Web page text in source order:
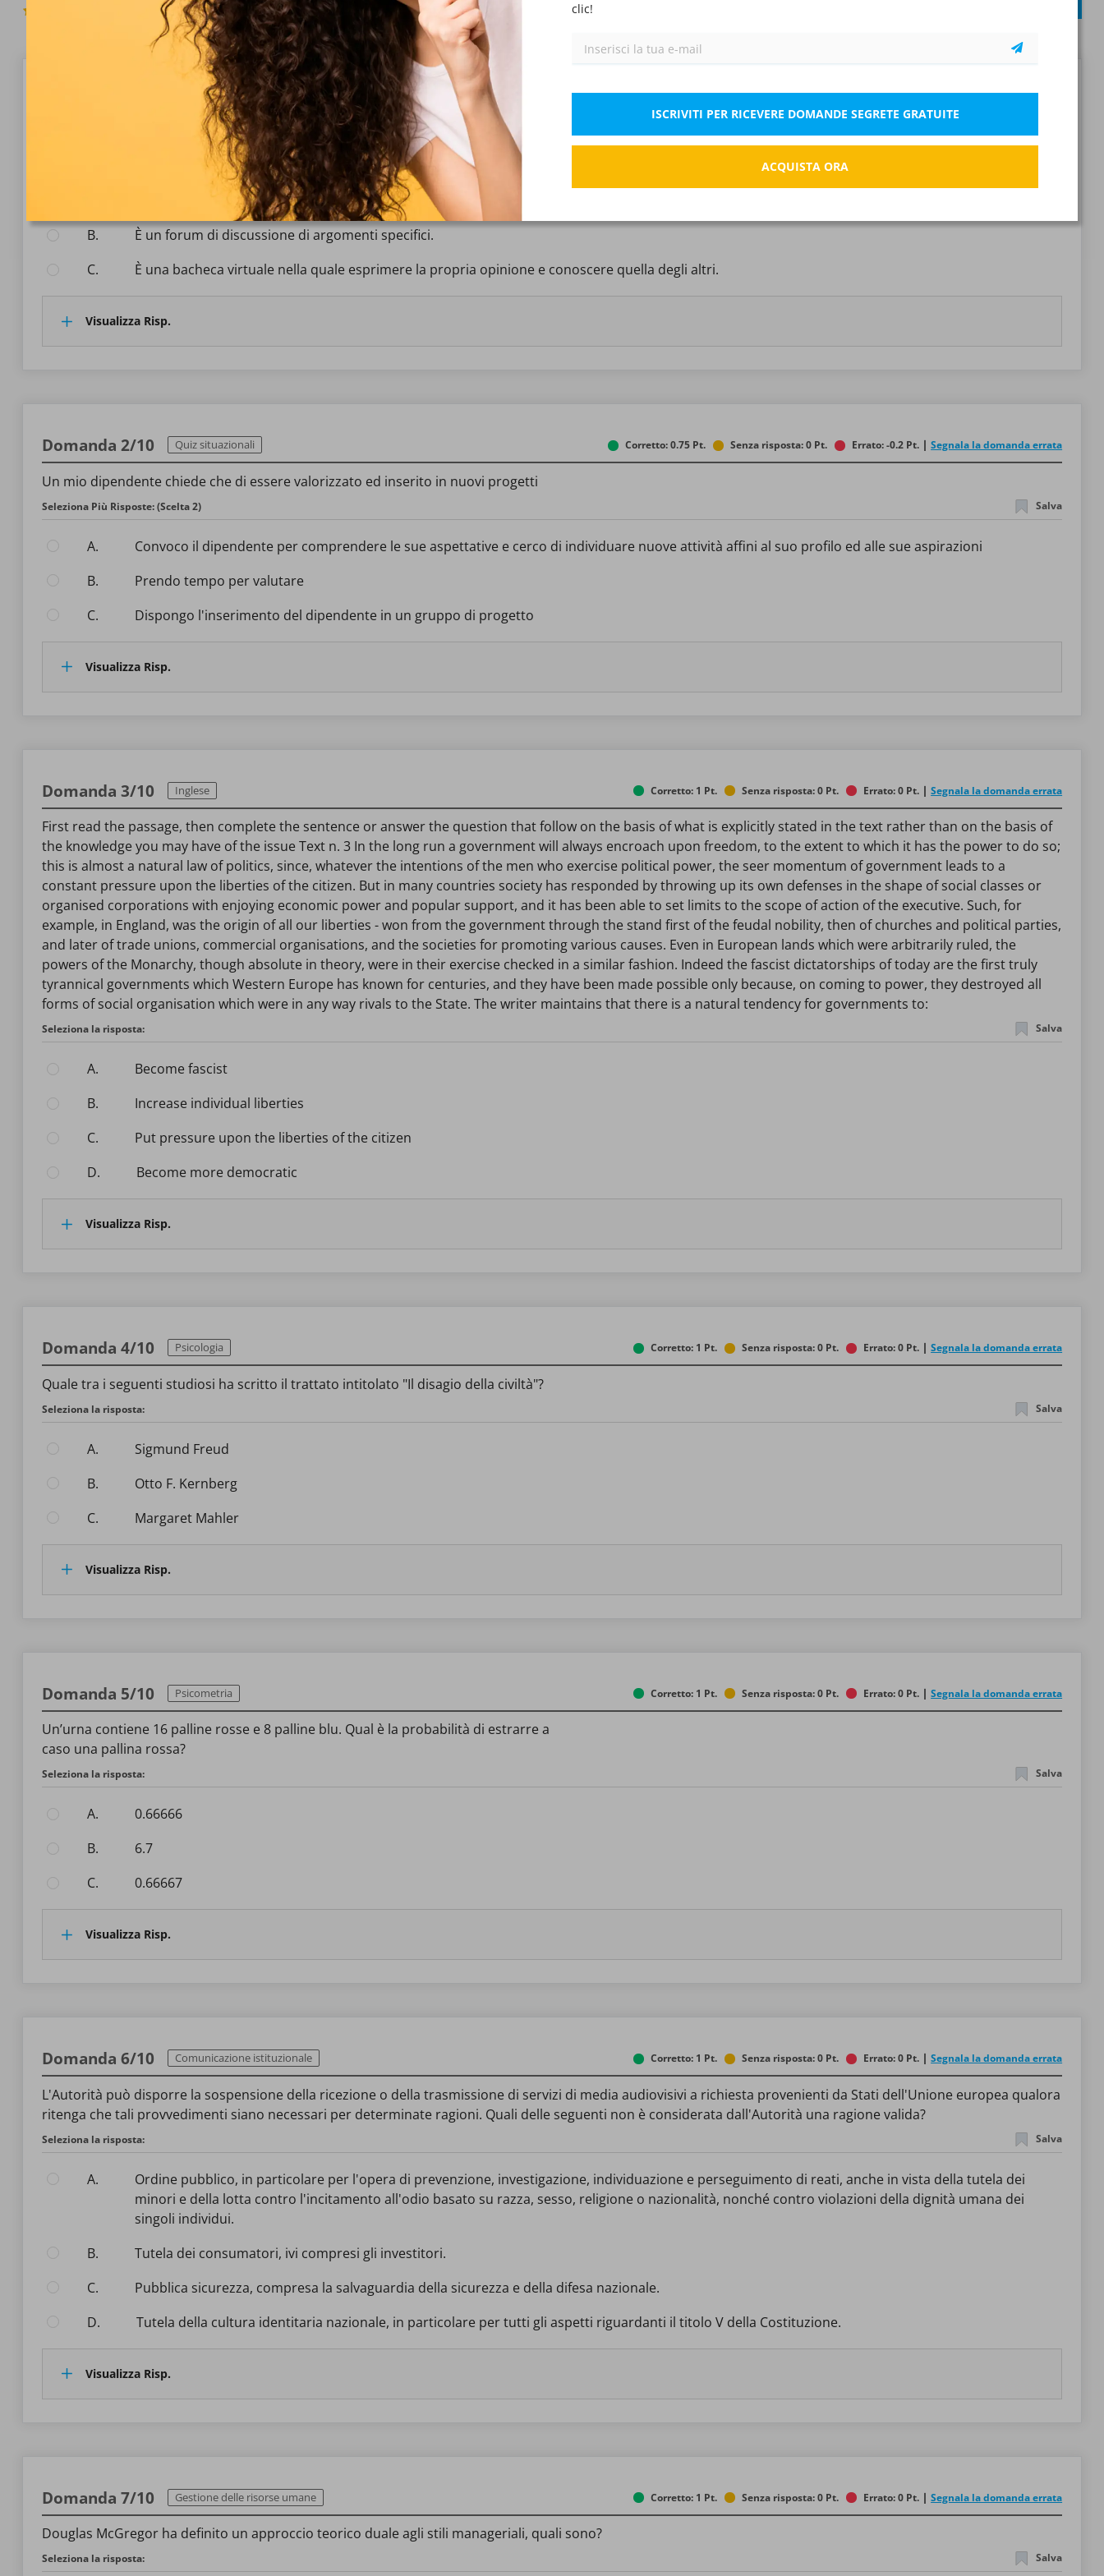
Informatica
È un sistema organizzato per la partecipazione di più persone in una discussione tramite email.
B.
È un forum di discussione di argomenti specifici.
C.
È una bacheca virtuale nella quale esprimere la propria opinione e conoscere quella degli altri.
Visualizza Risp.
Domanda 2/10 Quiz situazionali Corretto: 0.75 Pt. Senza risposta: 0 Pt. Errato: -0.2 Pt. Segnala la domanda errata
Un mio dipendente chiede che di essere valorizzato ed inserito in nuovi progetti
Seleziona Più Risposte: (Scelta 2) Salva
A.
Convoco il dipendente per comprendere le sue aspettative e cerco di individuare nuove attività affini al suo profilo ed alle sue aspirazioni
B.
Prendo tempo per valutare
C.
Dispongo l'inserimento del dipendente in un gruppo di progetto
Visualizza Risp.
Domanda 3/10 Inglese Corretto: 1 Pt. Senza risposta: 0 Pt. Errato: 0 Pt. Segnala la domanda errata
First read the passage, then complete the sentence or answer the question that follow on the basis of what is explicitly stated in the text rather than on the basis of
the knowledge you may have of the issue Text n. 3 In the long run a government will always encroach upon freedom, to the extent to which it has the power to do so;
this is almost a natural law of politics, since, whatever the intentions of the men who exercise political power, the seer momentum of government leads to a
constant pressure upon the liberties of the citizen. But in many countries society has responded by throwing up its own defenses in the shape of social classes or
organised corporations with enjoying economic power and popular support, and it has been able to set limits to the scope of action of the executive. Such, for
example, in England, was the origin of all our liberties - won from the government through the stand first of the feudal nobility, then of churches and political parties,
and later of trade unions, commercial organisations, and the societies for promoting various causes. Even in European lands which were arbitrarily ruled, the
powers of the Monarchy, though absolute in theory, were in their exercise checked in a similar fashion. Indeed the fascist dictatorships of today are the first truly
tyrannical governments which Western Europe has known for centuries, and they have been made possible only because, on coming to power, they destroyed all
forms of social organisation which were in any way rivals to the State. The writer maintains that there is a natural tendency for governments to:
Seleziona la risposta: Salva
A.
become fascist
B.
increase individual liberties
C.
put pressure upon the liberties of the citizen
D.
become more democratic
Visualizza Risp.
Domanda 4/10 Psicologia Corretto: 1 Pt. Senza risposta: 0 Pt. Errato: 0 Pt. Segnala la domanda errata
Quale tra i seguenti studiosi ha scritto il trattato intitolato "Il disagio della civiltà"?
Seleziona la risposta: Salva
A.
Sigmund Freud
B.
Otto F. Kernberg
C.
Margaret Mahler
Visualizza Risp.
Domanda 5/10 Psicometria Corretto: 1 Pt. Senza risposta: 0 Pt. Errato: 0 Pt. Segnala la domanda errata
Un’urna contiene 16 palline rosse e 8 palline blu. Qual è la probabilità di estrarre a
caso una pallina rossa?
Seleziona la risposta: Salva
A.
0.66666
B.
6.7
C.
0.66667
Visualizza Risp.
Domanda 6/10 Comunicazione istituzionale Corretto: 1 Pt. Senza risposta: 0 Pt. Errato: 0 Pt. Segnala la domanda errata
L'Autorità può disporre la sospensione della ricezione o della trasmissione di servizi di media audiovisivi a richiesta provenienti da Stati dell'Unione europea qualora
ritenga che tali provvedimenti siano necessari per determinate ragioni. Quali delle seguenti non è considerata dall'Autorità una ragione valida?
Seleziona la risposta: Salva
A.
Ordine pubblico, in particolare per l'opera di prevenzione, investigazione, individuazione e perseguimento di reati, anche in vista della tutela dei
minori e della lotta contro l'incitamento all'odio basato su razza, sesso, religione o nazionalità, nonché contro violazioni della dignità umana dei
singoli individui.
B.
Tutela dei consumatori, ivi compresi gli investitori.
C.
Pubblica sicurezza, compresa la salvaguardia della sicurezza e della difesa nazionale.
D.
Tutela della cultura identitaria nazionale, in particolare per tutti gli aspetti riguardanti il titolo V della Costituzione.
Visualizza Risp.
Domanda 7/10 Gestione delle risorse umane Corretto: 1 Pt. Senza risposta: 0 Pt. Errato: 0 Pt. Segnala la domanda errata
Douglas McGregor ha definito un approccio teorico duale agli stili manageriali, quali sono?
Seleziona la risposta: Salva
clic!
ISCRIVITI PER RICEVERE DOMANDE SEGRETE GRATUITE
ACQUISTA ORA